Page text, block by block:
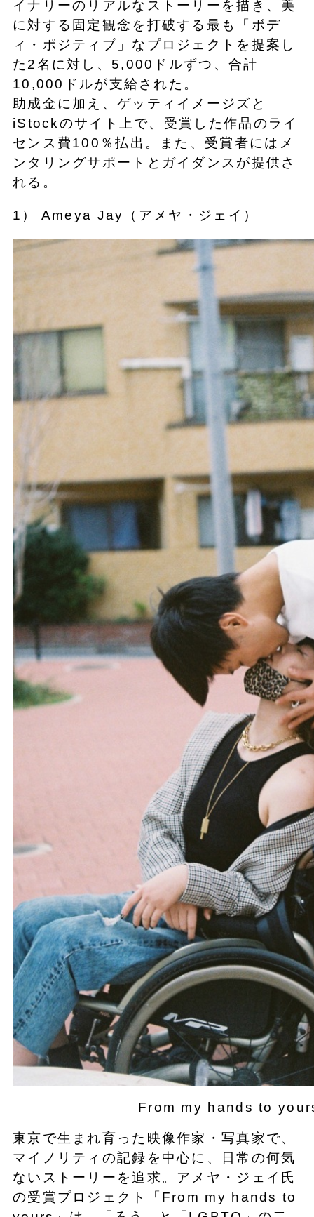
イナリーのリアルなストーリーを描き、美
に対する固定観念を打破する最も「ボデ
ィ・ポジティブ」なプロジェクトを提案し
た2名に対し、5,000ドルずつ、合計
10,000ドルが支給された。
助成金に加え、ゲッティイメージズと
iStockのサイト上で、受賞した作品のライ
センス費100％払出。また、受賞者にはメ
ンタリングサポートとガイダンスが提供さ
れる。
1） Ameya Jay（アメヤ・ジェイ）
From my hands to
東京で生まれ育った映像作家・写真家で、
マイノリティの記録を中心に、日常の何気
ないストーリーを追求。アメヤ・ジェイ氏
の受賞プロジェクト「From my hands to